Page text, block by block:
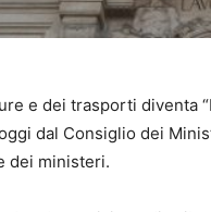
e dei trasporti diventa
dal Consiglio dei
dei ministeri.